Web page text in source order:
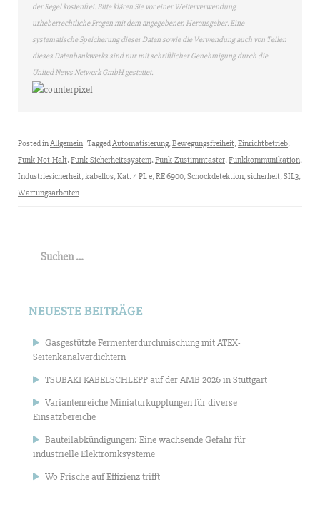
der Regel kostenfrei. Bitte klären Sie vor einer Weiterverwendung
urheberrechtliche Fragen mit dem angegebenen Herausgeber. Eine
systematische Speicherung dieser Daten sowie die Verwendung auch von Teilen
dieses Datenbankwerks sind nur mit schriftlicher Genehmigung durch die
United News Network GmbH gestattet.
Posted inAllgemein TaggedAutomatisierung,Bewegungsfreiheit,Einrichtbetrieb,
Funk-Not-Halt,Funk-Sicherheitssystem,Funk-Zustimmtaster,Funkkommunikation,
Industriesicherheit,kabellos,Kat. 4 PL e,RE 6900,Schockdetektion,sicherheit,SIL3,
Wartungsarbeiten
nach:
NEUESTE BEITRÄGE
Gasgestützte Fermenterdurchmischung mit ATEX-
Seitenkanalverdichtern
TSUBAKI KABELSCHLEPP auf der AMB 2026 in Stuttgart
Variantenreiche Miniaturkupplungen für diverse
Einsatzbereiche
Bauteilabkündigungen: Eine wachsende Gefahr für
industrielle Elektroniksysteme
Wo Frische auf Effizienz trifft